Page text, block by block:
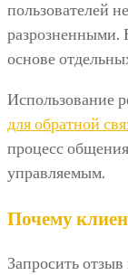
пользователей
разрозненными.
основе
Использование
для обратной
процесс
управляемым.
Почему
Запросить